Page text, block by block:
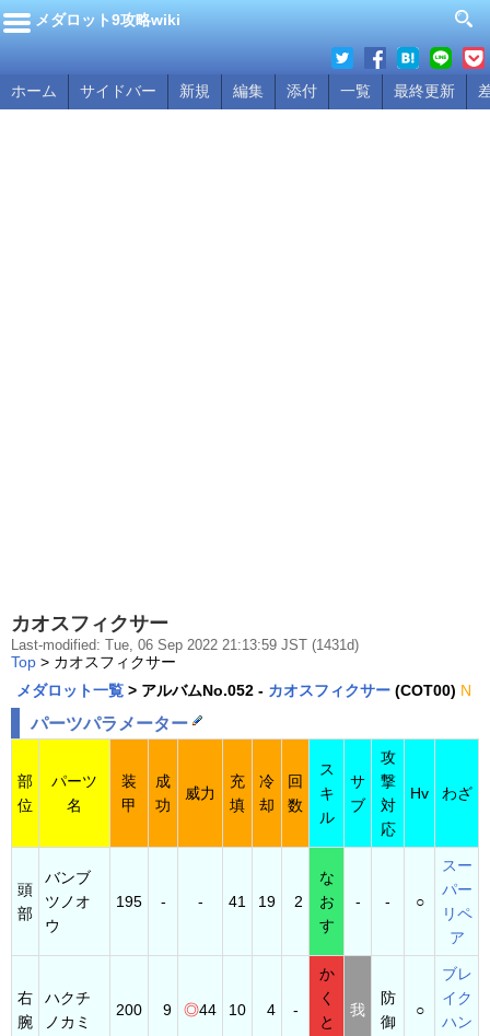
メダロット9攻略wiki
ホーム サイドバー 新規 編集 添付 一覧 最終更新
カオスフィクサー
Last-modified: Tue, 06 Sep 2022 21:13:59 JST (1431d)
Top > カオスフィクサー
メダロット一覧 > アルバムNo.052 - カオスフィクサー (COT00) N
パーツパラメーター
部
位
パーツ
名
装
甲
成
功
威力
充
填
冷
却
回
数
ス
キ
ル
サ
ブ
攻
撃
対
応
Hv わざ
頭
部
バンブ
ツノオ
ウ
195 - - 41 19 2
な
お
す
- - ○
スー
パー
リペ
ア
右
腕
ハクチ
ノカミ
200 9 ◎44 10 4 -
か
く
と
我
防
御
○
ブレ
イク
ハン